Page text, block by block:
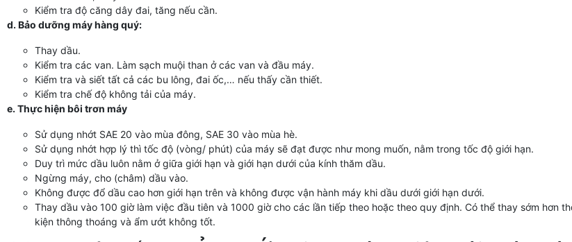
Kiểm tra độ căng dây đai, tăng nếu cần.
d. Bảo dưỡng máy hàng quý:
Thay dầu.
Kiểm tra các van. Làm sạch muội than ở các van và đầu máy.
Kiểm tra và siết tất cả các bu lông, đai ốc,… nếu thấy cần thiết.
Kiểm tra chế độ không tải của máy.
e. Thực hiện bôi trơn máy
Sử dụng nhớt SAE 20 vào mùa đông, SAE 30 vào mùa hè.
Sử dụng nhớt hợp lý thì tốc độ (vòng/ phút) của máy sẽ đạt được như mong muốn, nằm trong tốc độ giới hạn.
Duy trì mức dầu luôn nằm ở giữa giới hạn và giới hạn dưới của kính thăm dầu.
Ngừng máy, cho (châm) dầu vào.
Không được đổ dầu cao hơn giới hạn trên và không được vận hành máy khi dầu dưới giới hạn dưới.
Thay dầu vào 100 giờ làm việc đầu tiên và 1000 giờ cho các lần tiếp theo hoặc theo quy định. Có thể thay sớm hơn
kiện thông thoáng và ẩm ướt không tốt.